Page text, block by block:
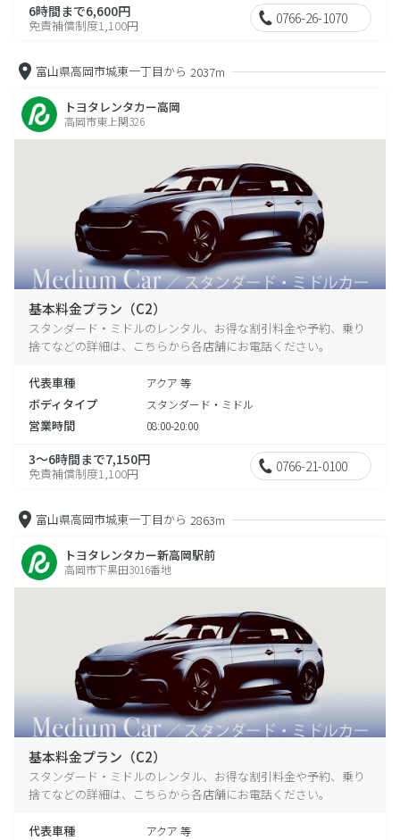
6時間まで6,600円
免責補償制度1,100円 0766-26-1070
富山県高岡市城東一丁目から 2037m
トヨタレンタカー高岡
高岡市東上関326
基本料金プラン（C2）
スタンダード・ミドルのレンタル、お得な割引料金や予約、乗り
捨てなどの詳細は、こちらから各店舗にお電話ください。
代表車種 アクア 等
ボディタイプ スタンダード・ミドル
営業時間 08:00-20:00
3～6時間まで7,150円
免責補償制度1,100円 0766-21-0100
富山県高岡市城東一丁目から 2863m
トヨタレンタカー新高岡駅前
高岡市下黒田3016番地
基本料金プラン（C2）
スタンダード・ミドルのレンタル、お得な割引料金や予約、乗り
捨てなどの詳細は、こちらから各店舗にお電話ください。
代表車種 アクア 等